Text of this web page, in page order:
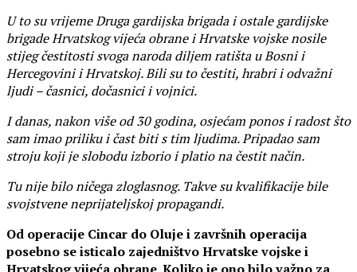
U to su vrijeme Druga gardijska brigada i ostale gardijske
brigade Hrvatskog vijeća obrane i Hrvatske vojske nosile
stijeg čestitosti svoga naroda diljem ratišta u Bosni i
Hercegovini i Hrvatskoj. Bili su to čestiti, hrabri i odvažni
ljudi – časnici, dočasnici i vojnici.
I danas, nakon više od 30 godina, osjećam ponos i radost što
sam imao priliku i čast biti s tim ljudima. Pripadao sam
stroju koji je slobodu izborio i platio na čestit način.
Tu nije bilo ničega zloglasnog. Takve su kvalifikacije bile
svojstvene neprijateljskoj propagandi.
Od operacije Cincar do Oluje i završnih operacija
posebno se isticalo zajedništvo Hrvatske vojske i